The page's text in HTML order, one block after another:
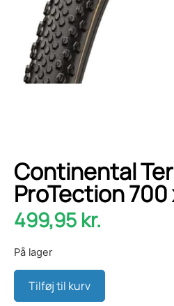
Continental
ProTection 700
499,95 kr.
På lager
Tilføj til kurv